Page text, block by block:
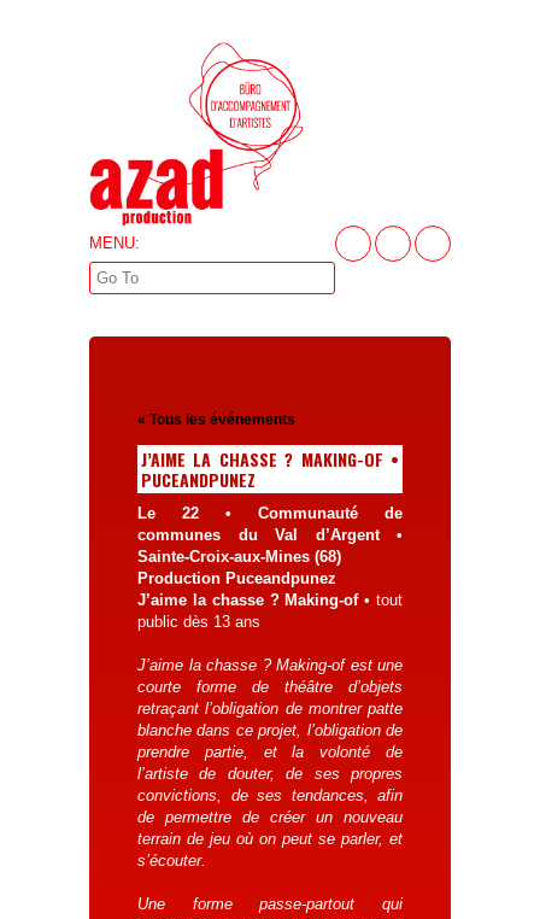
MENU:
« Tous les événements
J’AIME LA CHASSE ? MAKING-OF •
PUCEANDPUNEZ
Le 22 • Communauté de
communes du Val d’Argent •
Sainte-Croix-aux-Mines (68)
Production Puceandpunez
J’aime la chasse ? Making-of• tout
public dès 13 ans
J’aime la chasse ? Making-of est une
courte forme de théâtre d’objets
retraçant l’obligation de montrer patte
blanche dans ce projet, l’obligation de
prendre partie, et la volonté de
l’artiste de douter, de ses propres
convictions, de ses tendances, afin
de permettre de créer un nouveau
terrain de jeu où on peut se parler, et
s’écouter.
Une forme passe-partout qui